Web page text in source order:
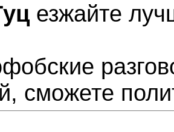
езжайте
сможете